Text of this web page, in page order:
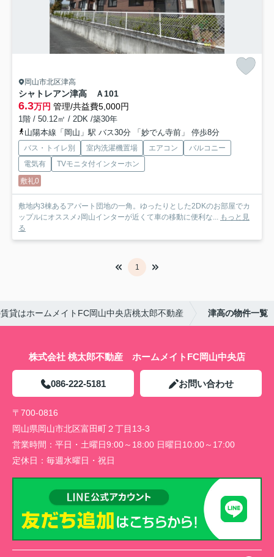
岡山市北区津高
シャトレアン津高 Ａ 101
6.3万円 管理/共益費5,000円
1階 / 50.12㎡ / 2DK /築30年
山陽本線「岡山」駅 バス30分 「妙でん寺前」 停歩8分
バス・トイレ別 室内洗濯機置場 エアコン
バルコニー
電気有
TVモニタ付インターホン
敷礼0
敷地内3棟あるアパート団地の一角。ゆったりとした2DKのお部屋でカ
ップルにオススメ♪岡山インターが近くて車の移動に便利な... もっと見
る
1
貸はホームメイトFC岡山中央店桃太郎不動産 津高の物件一覧
株式会社 桃太郎不動産 ホームメイトFC岡山中央店
086-222-5181 お問い合わせ
〒700-0816
岡山県岡山市北区富田町２丁目13-3
営業時間： 平日・土曜日9:00～18:00 日曜日10:00～17:00
定休日： 毎週水曜日・祝日